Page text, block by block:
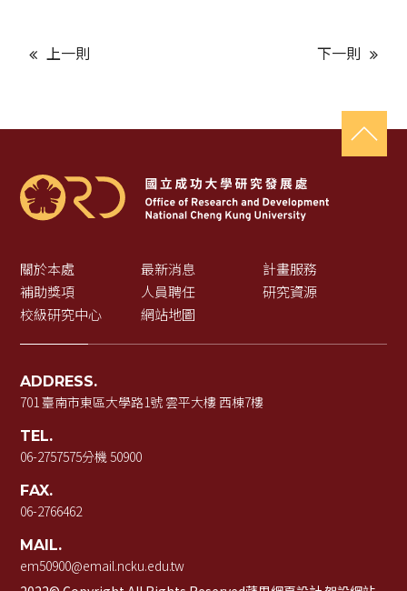
上一則 下一則
關於本處 最新消息
計畫服務
補助獎項
人員聘任
研究資源
校級研究中心
網站地圖
ADDRESS.
701 臺南市東區大學路1號 雲平大樓 西棟7樓
TEL.
06-2757575分機 50900
FAX.
06-2766462
MAIL.
em50900@email.ncku.edu.tw